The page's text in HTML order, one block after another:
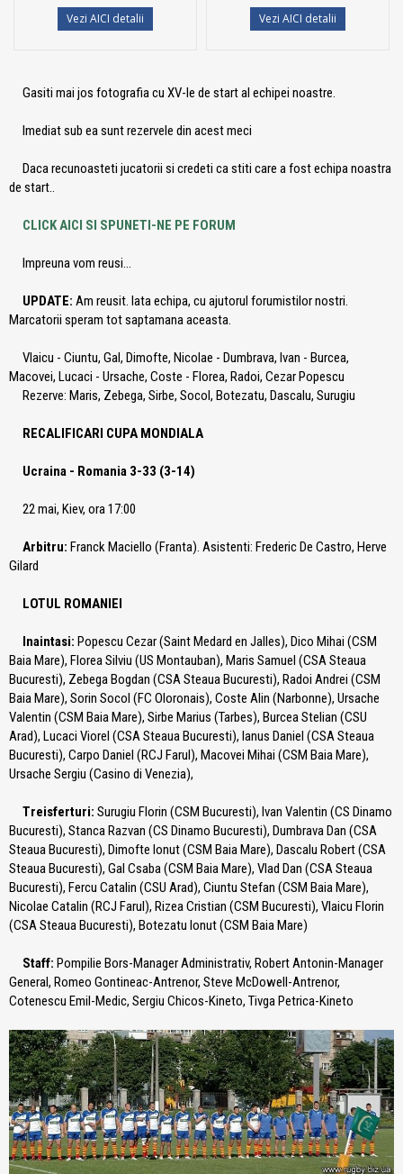
Vezi AICI detalii Vezi AICI detalii
Gasiti mai jos fotografia cu XV-le de start al echipei noastre.
Imediat sub ea sunt rezervele din acest meci
Daca recunoasteti jucatorii si credeti ca stiti care a fost echipa noastra
de start..
CLICK AICI SI SPUNETI-NE PE FORUM
Impreuna vom reusi...
UPDATE: Am reusit. Iata echipa, cu ajutorul forumistilor nostri.
Marcatorii speram tot saptamana aceasta.
Vlaicu - Ciuntu, Gal, Dimofte, Nicolae - Dumbrava, Ivan - Burcea,
Macovei, Lucaci - Ursache, Coste - Florea, Radoi, Cezar Popescu
Rezerve: Maris, Zebega, Sirbe, Socol, Botezatu, Dascalu, Surugiu
RECALIFICARI CUPA MONDIALA
Ucraina - Romania 3-33 (3-14)
22 mai, Kiev, ora 17:00
Arbitru: Franck Maciello (Franta). Asistenti: Frederic De Castro, Herve
Gilard
LOTUL ROMANIEI
Inaintasi: Popescu Cezar (Saint Medard en Jalles), Dico Mihai (CSM
Baia Mare), Florea Silviu (US Montauban), Maris Samuel (CSA Steaua
Bucuresti), Zebega Bogdan (CSA Steaua Bucuresti), Radoi Andrei (CSM
Baia Mare), Sorin Socol (FC Oloronais), Coste Alin (Narbonne), Ursache
Valentin (CSM Baia Mare), Sirbe Marius (Tarbes), Burcea Stelian (CSU
Arad), Lucaci Viorel (CSA Steaua Bucuresti), Ianus Daniel (CSA Steaua
Bucuresti), Carpo Daniel (RCJ Farul), Macovei Mihai (CSM Baia Mare),
Ursache Sergiu (Casino di Venezia),
Treisferturi: Surugiu Florin (CSM Bucuresti), Ivan Valentin (CS Dinamo
Bucuresti), Stanca Razvan (CS Dinamo Bucuresti), Dumbrava Dan (CSA
Steaua Bucuresti), Dimofte Ionut (CSM Baia Mare), Dascalu Robert (CSA
Steaua Bucuresti), Gal Csaba (CSM Baia Mare), Vlad Dan (CSA Steaua
Bucuresti), Fercu Catalin (CSU Arad), Ciuntu Stefan (CSM Baia Mare),
Nicolae Catalin (RCJ Farul), Rizea Cristian (CSM Bucuresti), Vlaicu Florin
(CSA Steaua Bucuresti), Botezatu Ionut (CSM Baia Mare)
Staff: Pompilie Bors-Manager Administrativ, Robert Antonin-Manager
General, Romeo Gontineac-Antrenor, Steve McDowell-Antrenor,
Cotenescu Emil-Medic, Sergiu Chicos-Kineto, Tivga Petrica-Kineto